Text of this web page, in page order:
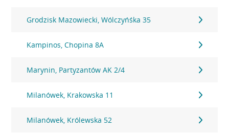
Grodzisk Mazowiecki, Wólczyńśka 35
Kampinos, Chopina 8A
Marynin, Partyzantów AK 2/4
Milanówek, Krakowska 11
Milanówek, Królewska 52